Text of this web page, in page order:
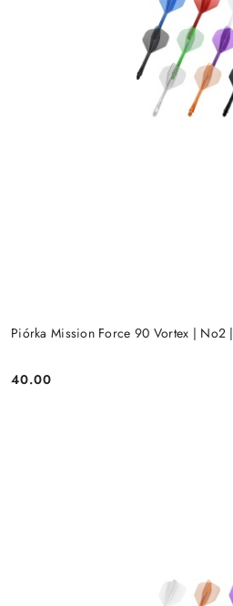
Piórka Mission Force 90 Vortex | No2 |
Cena:
40.00